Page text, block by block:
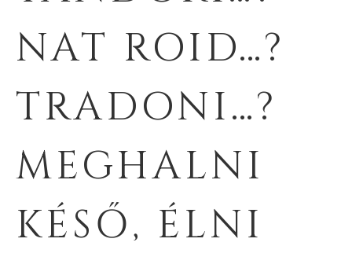
NAT ROID…?
TRADONI…?
MEGHALNI
KÉSŐ, ÉLNI